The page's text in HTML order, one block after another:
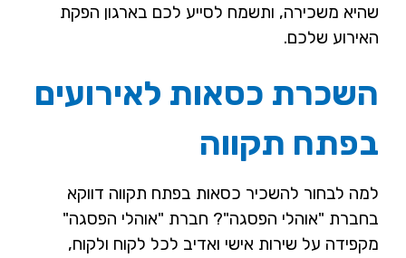
שהיא משכירה, ותשמח לסייע לכם בארגון הפקת
האירוע שלכם.
השכרת כסאות לאירועים
בפתח תקווה
למה לבחור להשכיר כסאות בפתח תקווה דווקא
בחברת "אוהלי הפסגה"? חברת "אוהלי הפסגה"
מקפידה על שירות אישי ואדיב לכל לקוח ולקוח,